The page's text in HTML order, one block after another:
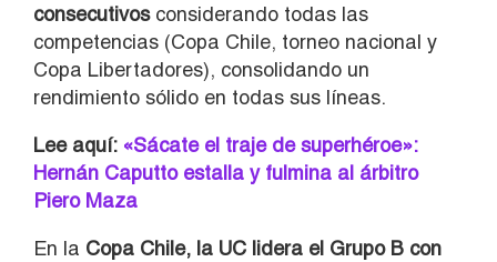
consecutivosconsiderando todas las
competencias (Copa Chile, torneo nacional y
Copa Libertadores), consolidando un
rendimiento sólido en todas sus líneas.
Lee aquí:«Sácate el traje de superhéroe»:
Hernán Caputto estalla y fulmina al árbitro
Piero Maza
En la Copa Chile, la UC lidera el Grupo B con